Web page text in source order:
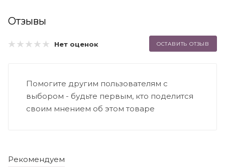
Отзывы
Нет оценок ОСТАВИТЬ ОТЗЫВ
Помогите другим пользователям с
выбором - будьте первым, кто поделится
своим мнением об этом товаре
Рекомендуем